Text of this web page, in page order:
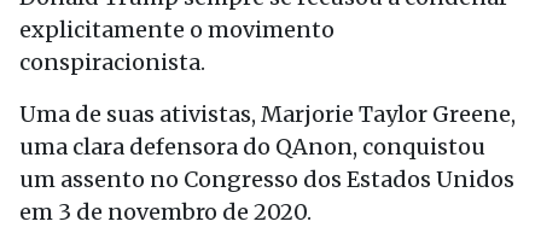
explicitamente o movimento
conspiracionista.
Uma de suas ativistas, Marjorie Taylor Greene,
uma clara defensora do QAnon, conquistou
um assento no Congresso dos Estados Unidos
em 3 de novembro de 2020.